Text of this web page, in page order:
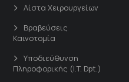
Λίστα Χειρουργείων
Βραβεύσεις
Καινοτομία
Υποδιεύθυνση
Πληροφορικής (I.T. Dpt.)